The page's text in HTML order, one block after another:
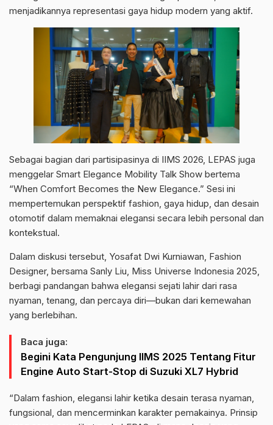
menjadikannya representasi gaya hidup modern yang aktif.
Sebagai bagian dari partisipasinya di IIMS 2026, LEPAS juga
menggelar Smart Elegance Mobility Talk Show bertema
“When Comfort Becomes the New Elegance.” Sesi ini
mempertemukan perspektif fashion, gaya hidup, dan desain
otomotif dalam memaknai elegansi secara lebih personal dan
kontekstual.
Dalam diskusi tersebut, Yosafat Dwi Kurniawan, Fashion
Designer, bersama Sanly Liu, Miss Universe Indonesia 2025,
berbagi pandangan bahwa elegansi sejati lahir dari rasa
nyaman, tenang, dan percaya diri—bukan dari kemewahan
yang berlebihan.
Baca juga:
Begini Kata Pengunjung IIMS 2025 Tentang Fitur
Engine Auto Start-Stop di Suzuki XL7 Hybrid
“Dalam fashion, elegansi lahir ketika desain terasa nyaman,
fungsional, dan mencerminkan karakter pemakainya. Prinsip